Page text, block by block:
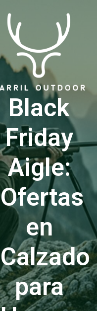
Black
Friday
Aigle:
Ofertas
en
Calzado
para